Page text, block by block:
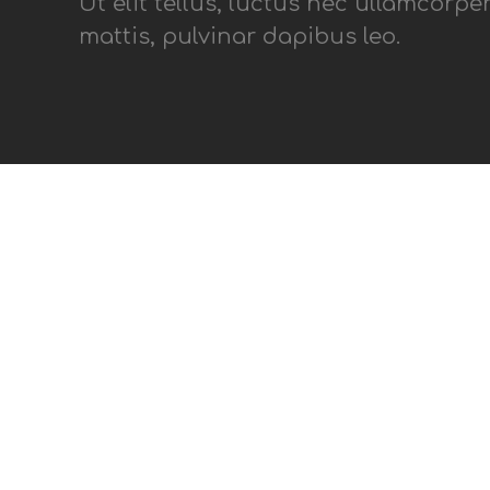
mattis, pulvinar dapibus leo.